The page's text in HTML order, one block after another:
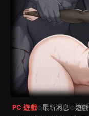
PC 遊戲◇最新消息 ◇遊